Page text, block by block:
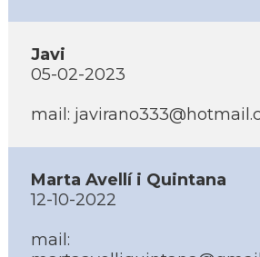
Javi
05-02-2023
mail:
Marta Avellí­ i Quintana
12-10-2022
mail: